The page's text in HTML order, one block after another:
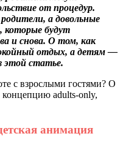
от процедур.
а довольные
, которые будут
и снова. О том, как
отдых, а детям —
этой статье.
с взрослыми гостями? О
концепцию adults-only,
анимация